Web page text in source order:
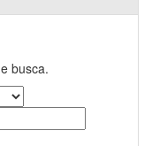
busca.